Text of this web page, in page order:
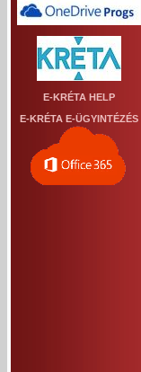
E-KRÉTA HELP
E-KRÉTA E-ÜGYINTÉZÉS